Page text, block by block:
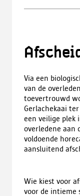
Via een
van de
toevertrouwd
Gerlachekaai
een veilige plek
overledene aan
voldoende
aansluitend
Wie kiest voor
voor de intieme